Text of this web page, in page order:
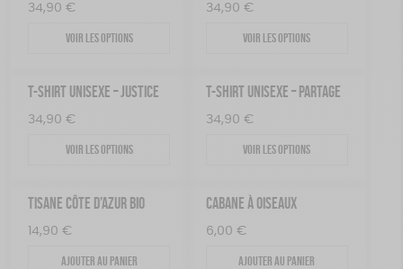
34,90 €
Voir les options
34,90 €
Voir les options
T-SHIRT UNISEXE – JUSTICE
34,90 €
Voir les options
T-SHIRT UNISEXE – PARTAGE
34,90 €
Voir les options
TISANE CÔTE D’AZUR BIO
14,90 €
Ajouter au panier
CABANE À OISEAUX
6,00 €
Ajouter au panier